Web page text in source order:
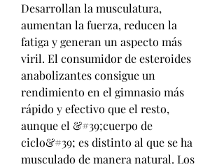
Desarrollan la musculatura,
aumentan la fuerza, reducen la
fatiga y generan un aspecto más
viril. El consumidor de esteroides
anabolizantes consigue un
rendimiento en el gimnasio más
rápido y efectivo que el resto,
aunque el &#39;cuerpo de
ciclo&#39; es distinto al que se ha
musculado de manera natural. Los